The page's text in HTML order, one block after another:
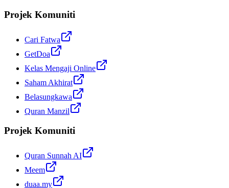
Projek Komuniti
Cari Fatwa
GetDoa
Kelas Mengaji Online
Saham Akhirat
Belasungkawa
Quran Manzil
Projek Komuniti
Quran Sunnah AI
Meem
duaa.my